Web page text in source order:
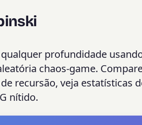
profundidade
chaos-game.
recursão, veja estatísticas
nítido.